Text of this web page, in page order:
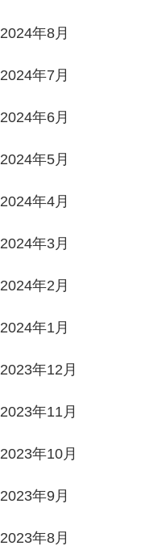
2024年8月
2024年7月
2024年6月
2024年5月
2024年4月
2024年3月
2024年2月
2024年1月
2023年12月
2023年11月
2023年10月
2023年9月
2023年8月